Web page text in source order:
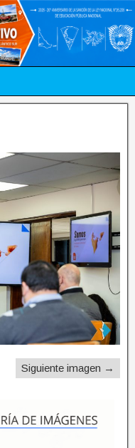
Siguiente imagen →